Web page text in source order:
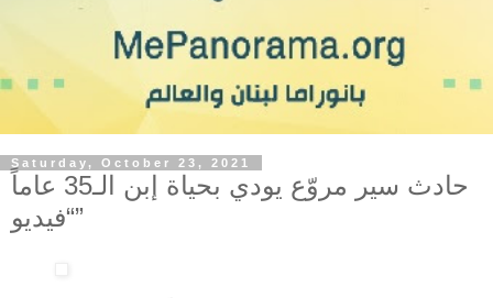
Saturday, October 23, 2021
حادث سير مروّع يودي بحياة إبن الـ35 عاماً
“فيديو”